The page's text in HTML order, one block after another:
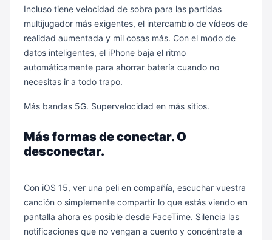
Incluso tiene velocidad de sobra para las partidas
multijugador más exigentes, el intercambio de vídeos de
realidad aumentada y mil cosas más. Con el modo de
datos inteligentes, el iPhone baja el ritmo
automáticamente para ahorrar batería cuando no
necesitas ir a todo trapo.
Más bandas 5G. Supervelocidad en más sitios.
Más formas de conectar. O
desconectar.
Con iOS 15, ver una peli en compañía, escuchar vuestra
canción o simplemente compartir lo que estás viendo en
pantalla ahora es posible desde FaceTime. Silencia las
notificaciones que no vengan a cuento y concéntrate a